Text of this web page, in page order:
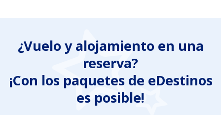
¿Vuelo y alojamiento en una
reserva?
¡Con los paquetes de eDestinos
es posible!